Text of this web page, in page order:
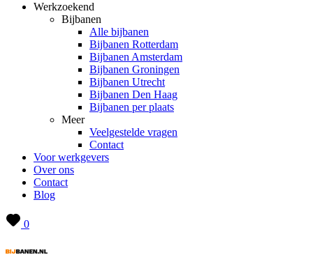
Werkzoekend
Bijbanen
Alle bijbanen
Bijbanen Rotterdam
Bijbanen Amsterdam
Bijbanen Groningen
Bijbanen Utrecht
Bijbanen Den Haag
Bijbanen per plaats
Meer
Veelgestelde vragen
Contact
Voor werkgevers
Over ons
Contact
Blog
0